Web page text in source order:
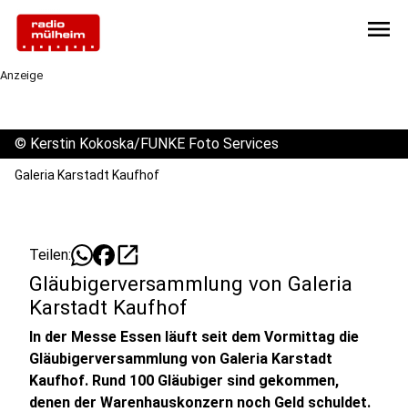
menu
Anzeige
© Kerstin Kokoska/FUNKE Foto Services
Galeria Karstadt Kaufhof
Teilen: open_in_new
Gläubigerversammlung von Galeria
Karstadt Kaufhof
In der Messe Essen läuft seit dem Vormittag die
Gläubigerversammlung von Galeria Karstadt
Kaufhof. Rund 100 Gläubiger sind gekommen,
denen der Warenhauskonzern noch Geld schuldet.